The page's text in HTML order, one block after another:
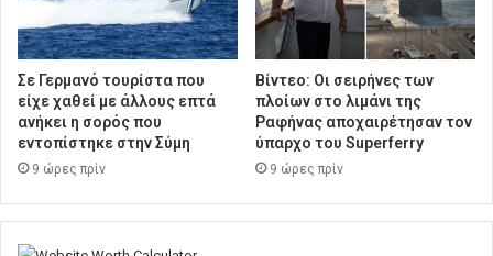
Σε Γερμανό τουρίστα που
είχε χαθεί με άλλους επτά
ανήκει η σορός που
εντοπίστηκε στην Σύμη
9 ώρες πρίν
Βίντεο: Οι σειρήνες των
πλοίων στο λιμάνι της
Ραφήνας αποχαιρέτησαν τον
ύπαρχο του Superferry
9 ώρες πρίν